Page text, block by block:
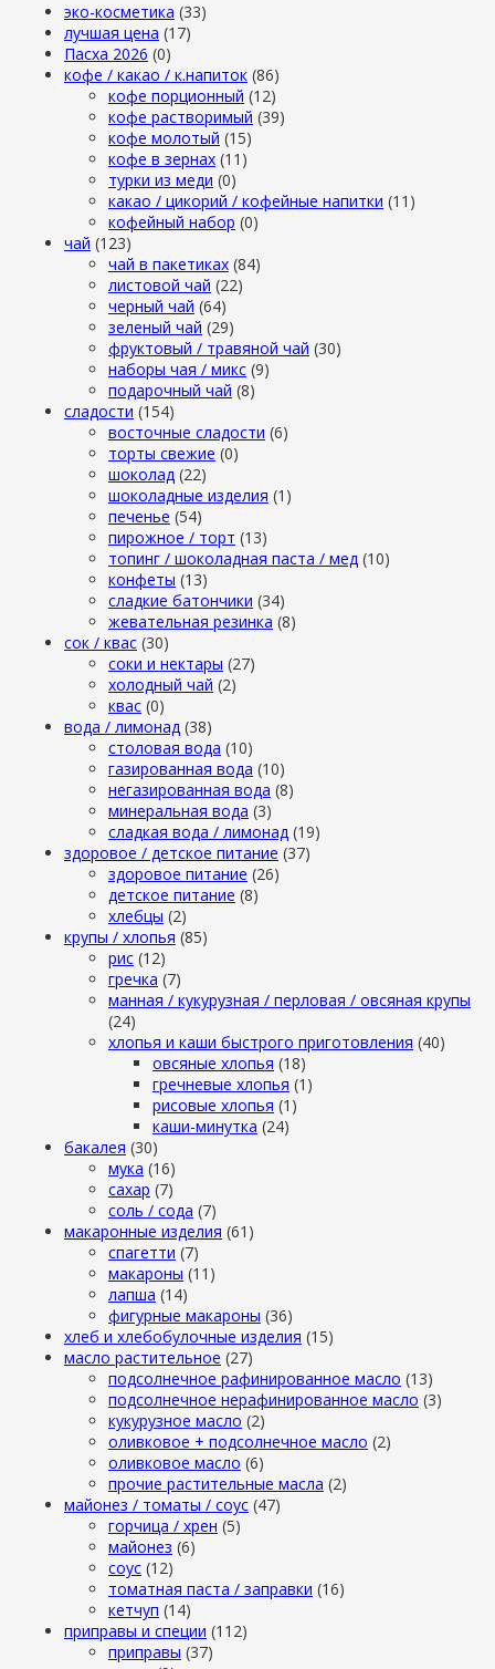
эко-косметика (33)
лучшая цена (17)
Пасха 2026 (0)
кофе / какао / к.напиток (86)
кофе порционный (12)
кофе растворимый (39)
кофе молотый (15)
кофе в зернах (11)
турки из меди (0)
какао / цикорий / кофейные напитки (11)
кофейный набор (0)
чай (123)
чай в пакетиках (84)
листовой чай (22)
черный чай (64)
зеленый чай (29)
фруктовый / травяной чай (30)
наборы чая / микс (9)
подарочный чай (8)
сладости (154)
восточные сладости (6)
торты свежие (0)
шоколад (22)
шоколадные изделия (1)
печенье (54)
пирожное / торт (13)
топинг / шоколадная паста / мед (10)
конфеты (13)
сладкие батончики (34)
жевательная резинка (8)
сок / квас (30)
соки и нектары (27)
холодный чай (2)
квас (0)
вода / лимонад (38)
столовая вода (10)
газированная вода (10)
негазированная вода (8)
минеральная вода (3)
сладкая вода / лимонад (19)
здоровое / детское питание (37)
здоровое питание (26)
детское питание (8)
хлебцы (2)
крупы / хлопья (85)
рис (12)
гречка (7)
манная / кукурузная / перловая / овсяная крупы
(24)
хлопья и каши быстрого приготовления (40)
овсяные хлопья (18)
гречневые хлопья (1)
рисовые хлопья (1)
каши-минутка (24)
бакалея (30)
мука (16)
сахар (7)
cоль / cода (7)
макаронные изделия (61)
cпагетти (7)
макароны (11)
лапша (14)
фигурные макароны (36)
хлеб и хлебобулочные изделия (15)
масло растительное (27)
подсолнечное рафинированное масло (13)
подсолнечное нерафинированное масло (3)
кукурузное масло (2)
оливковое + подсолнечное масло (2)
оливковое масло (6)
прочие растительные масла (2)
майонез / томаты / соус (47)
горчица / хрен (5)
майонез (6)
соус (12)
томатная паста / заправки (16)
кетчуп (14)
приправы и специи (112)
приправы (37)